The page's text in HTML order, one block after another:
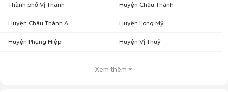
Thành phố Vị Thanh Huyện Châu Thành
Huyện Châu Thành A Huyện Long Mỹ
Huyện Phụng Hiệp Huyện Vị Thuỷ
Xem thêm